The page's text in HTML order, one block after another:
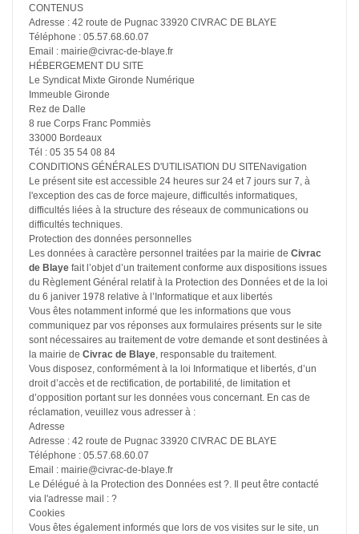
CONTENUS
Adresse : 42 route de Pugnac 33920 CIVRAC DE BLAYE
Téléphone : 05.57.68.60.07
Email : mairie@civrac-de-blaye.fr
HÉBERGEMENT DU SITE
Le Syndicat Mixte Gironde Numérique
Immeuble Gironde
Rez de Dalle
8 rue Corps Franc Pommiès
33000 Bordeaux
Tél : 05 35 54 08 84
CONDITIONS GÉNÉRALES D'UTILISATION DU SITENavigation
Le présent site est accessible 24 heures sur 24 et 7 jours sur 7, à
l'exception des cas de force majeure, difficultés informatiques,
difficultés liées à la structure des réseaux de communications ou
difficultés techniques.
Protection des données personnelles
Les données à caractère personnel traitées par la mairie de Civrac
de Blaye fait l’objet d’un traitement conforme aux dispositions issues
du Règlement Général relatif à la Protection des Données et de la loi
du 6 janiver 1978 relative à l’Informatique et aux libertés
Vous êtes notamment informé que les informations que vous
communiquez par vos réponses aux formulaires présents sur le site
sont nécessaires au traitement de votre demande et sont destinées à
la mairie de Civrac de Blaye, responsable du traitement.
Vous disposez, conformément à la loi Informatique et libertés, d’un
droit d’accès et de rectification, de portabilité, de limitation et
d’opposition portant sur les données vous concernant. En cas de
réclamation, veuillez vous adresser à :
Adresse
Adresse : 42 route de Pugnac 33920 CIVRAC DE BLAYE
Téléphone : 05.57.68.60.07
Email : mairie@civrac-de-blaye.fr
Le Délégué à la Protection des Données est ?. Il peut être contacté
via l'adresse mail : ?
Cookies
Vous êtes également informés que lors de vos visites sur le site, un